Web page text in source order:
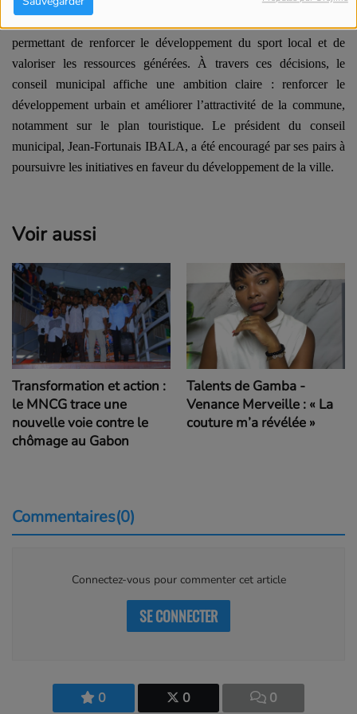
0 0 0
permettant de renforcer le développement du sport local et de
valoriser les ressources générées. À travers ces décisions, le
conseil municipal affiche une ambition claire : renforcer le
développement urbain et améliorer l’attractivité de la commune,
notamment sur le plan touristique.Le président du conseil
municipal, Jean-Fortunais IBALA, a été encouragé par ses pairs à
poursuivre les initiatives en faveur du développement de la ville.
Voir aussi
Transformation et action :
le MNCG trace une
nouvelle voie contre le
chômage au Gabon
Talents de Gamba -
Venance Merveille : « La
couture m’a révélée »
Commentaires(0)
Connectez-vous pour commenter cet article
SE CONNECTER